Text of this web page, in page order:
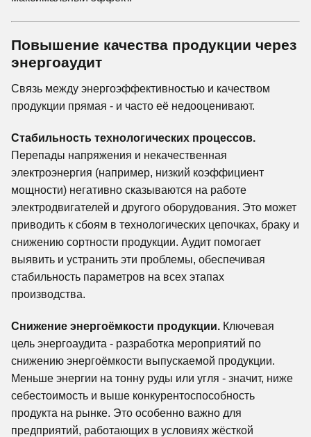
Повышение качества продукции через
энергоаудит
Связь между энергоэффективностью и качеством
продукции прямая - и часто её недооценивают.
Стабильность технологических процессов.
Перепады напряжения и некачественная
электроэнергия (например, низкий коэффициент
мощности) негативно сказываются на работе
электродвигателей и другого оборудования. Это может
приводить к сбоям в технологических цепочках, браку и
снижению сортности продукции. Аудит помогает
выявить и устранить эти проблемы, обеспечивая
стабильность параметров на всех этапах
производства.
Снижение энергоёмкости продукции. Ключевая
цель энергоаудита - разработка мероприятий по
снижению энергоёмкости выпускаемой продукции.
Меньше энергии на тонну руды или угля - значит, ниже
себестоимость и выше конкурентоспособность
продукта на рынке. Это особенно важно для
предприятий, работающих в условиях жёсткой